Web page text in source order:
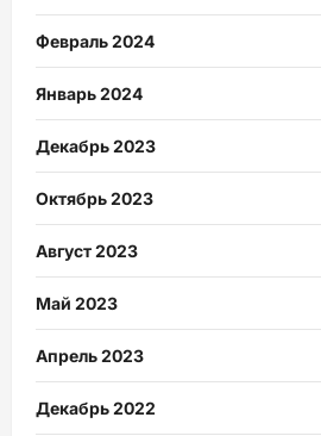
Февраль 2024
Январь 2024
Декабрь 2023
Октябрь 2023
Август 2023
Май 2023
Апрель 2023
Декабрь 2022